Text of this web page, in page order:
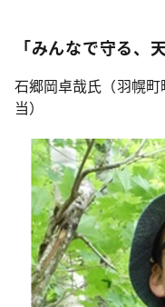
「みんなで守る、
石郷岡卓哉氏（羽幌
当）